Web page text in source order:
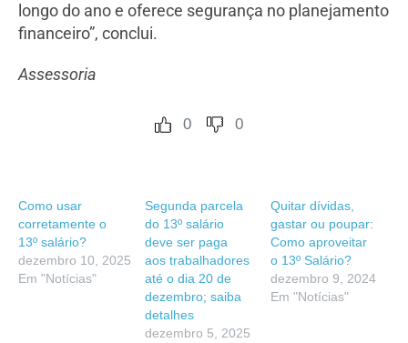
longo do ano e oferece segurança no planejamento
financeiro”, conclui.
Assessoria
0 0
Como usar
corretamente o
13º salário?
dezembro 10, 2025
Em "Notícias"
Segunda parcela
do 13º salário
deve ser paga
aos trabalhadores
até o dia 20 de
dezembro; saiba
detalhes
dezembro 5, 2025
Quitar dívidas,
gastar ou poupar:
Como aproveitar
o 13º Salário?
dezembro 9, 2024
Em "Notícias"